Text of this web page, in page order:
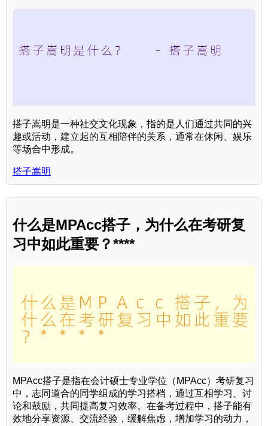
搭子嵩明是一种社交文化现象，指的是人们通过共同的兴
趣或活动，建立起的互相陪伴的关系，通常在休闲、娱乐
等场合中形成。
搭子嵩明
什么是MPAcc搭子，为什么在考研复
习中如此重要？****
MPAcc搭子是指在会计硕士专业学位（MPAcc）考研复习
中，志同道合的同学组成的学习搭档，通过互相学习、讨
论和鼓励，共同提高复习效率。在备考过程中，搭子能有
效地分享资源、交流经验，缓解焦虑，增加学习的动力，